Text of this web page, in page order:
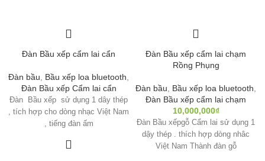
Đàn Bầu xếp cẩm lai cẩn
Đàn bầu Bầu xếp loa bluetooth
Đàn Bầu xếp Cẩm lai cẩn
Đàn Bầu xếp sử dụng 1 dây thép
, tích hợp cho dòng nhạc Việt Nam
, tiếng đàn ấm
Đàn Bầu xếp cẩm lai chạm
Rồng Phụng
Đàn bầu Bầu xếp loa bluetooth
Đàn Bầu xếp cẩm lai chạm
10,000,000₫
Đàn Bầu xếpgỗ Cẩm lai sử dụng 1
dậy thép . thích hợp dòng nhâc
Việt Nam Thành đàn gỗ